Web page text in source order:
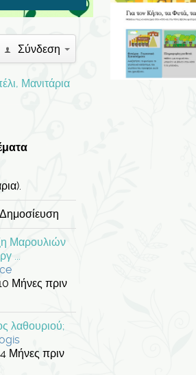
Σύνδεση
Μανιτάρια
Μαρουλιών
...
Μήνες πριν
λαθουριού;
Μήνες πριν